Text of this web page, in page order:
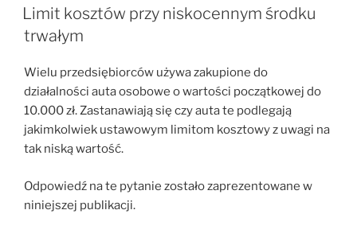
W
Limit kosztów przy niskocennym środku
trwałym
Wielu przedsiębiorców używa zakupione do
działalności auta osobowe o wartości początkowej do
10.000 zł. Zastanawiają się czy auta te podlegają
jakimkolwiek ustawowym limitom kosztowy z uwagi na
tak niską wartość.
Odpowiedź na te pytanie zostało zaprezentowane w
niniejszej publikacji.